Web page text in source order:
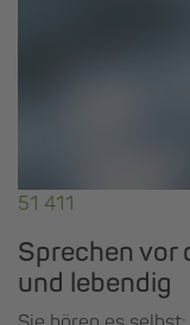
51 411
Sprechen vor
und lebendig